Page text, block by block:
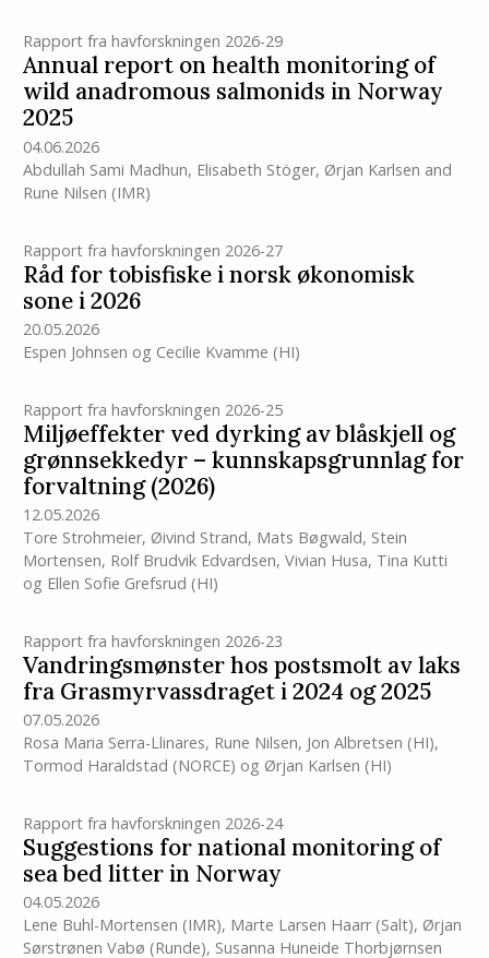
Rapport fra havforskningen 2026-29
Annual report on health monitoring of
wild anadromous salmonids in Norway
2025
04.06.2026
Abdullah Sami Madhun, Elisabeth Stöger, Ørjan Karlsen and
Rune Nilsen (IMR)
Rapport fra havforskningen 2026-27
Råd for tobisfiske i norsk økonomisk
sone i 2026
20.05.2026
Espen Johnsen og Cecilie Kvamme (HI)
Rapport fra havforskningen 2026-25
Miljøeffekter ved dyrking av blåskjell og
grønnsekkedyr – kunnskapsgrunnlag for
forvaltning (2026)
12.05.2026
Tore Strohmeier, Øivind Strand, Mats Bøgwald, Stein
Mortensen, Rolf Brudvik Edvardsen, Vivian Husa, Tina Kutti
og Ellen Sofie Grefsrud (HI)
Rapport fra havforskningen 2026-23
Vandringsmønster hos postsmolt av laks
fra Grasmyrvassdraget i 2024 og 2025
07.05.2026
Rosa Maria Serra-Llinares, Rune Nilsen, Jon Albretsen (HI),
Tormod Haraldstad (NORCE) og Ørjan Karlsen (HI)
Rapport fra havforskningen 2026-24
Suggestions for national monitoring of
sea bed litter in Norway
04.05.2026
Lene Buhl-Mortensen (IMR), Marte Larsen Haarr (Salt), Ørjan
Sørstrønen Vabø (Runde), Susanna Huneide Thorbjørnsen